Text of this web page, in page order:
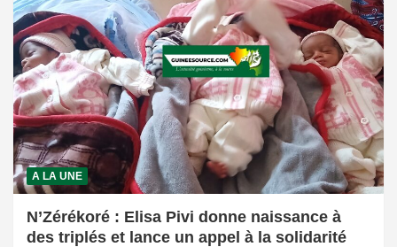
A LA UNE
N’Zérékoré : Elisa Pivi donne naissance à
des triplés et lance un appel à la solidarité